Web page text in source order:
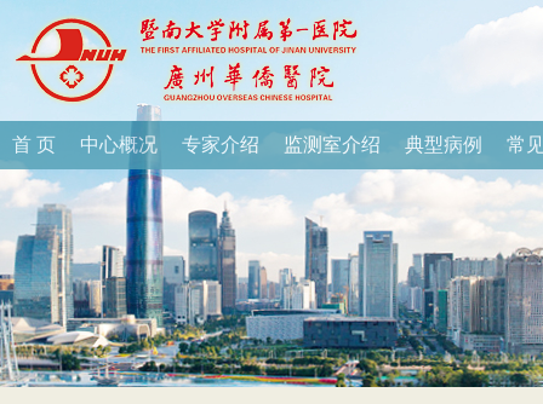
首 页 中心概况 专家介绍 监测室介绍 典型病例 常